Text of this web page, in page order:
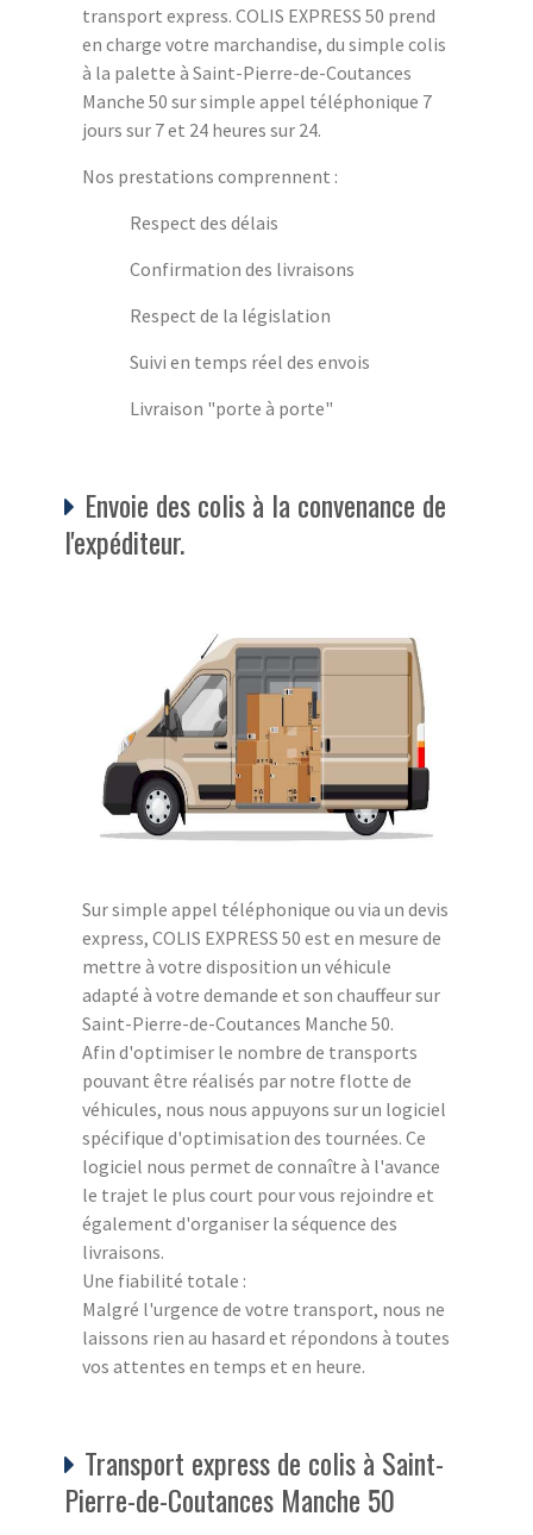
transport express. COLIS EXPRESS 50 prend
en charge votre marchandise, du simple colis
à la palette à Saint-Pierre-de-Coutances
Manche 50 sur simple appel téléphonique 7
jours sur 7 et 24 heures sur 24.
Nos prestations comprennent :
Respect des délais
Confirmation des livraisons
Respect de la législation
Suivi en temps réel des envois
Livraison "porte à porte"
Envoie des colis à la convenance de
l'expéditeur.
Sur simple appel téléphonique ou via un devis
express, COLIS EXPRESS 50 est en mesure de
mettre à votre disposition un véhicule
adapté à votre demande et son chauffeur sur
Saint-Pierre-de-Coutances Manche 50.
Afin d'optimiser le nombre de transports
pouvant être réalisés par notre flotte de
véhicules, nous nous appuyons sur un logiciel
spécifique d'optimisation des tournées. Ce
logiciel nous permet de connaître à l'avance
le trajet le plus court pour vous rejoindre et
également d'organiser la séquence des
livraisons.
Une fiabilité totale :
Malgré l'urgence de votre transport, nous ne
laissons rien au hasard et répondons à toutes
vos attentes en temps et en heure.
Transport express de colis à Saint-
Pierre-de-Coutances Manche 50